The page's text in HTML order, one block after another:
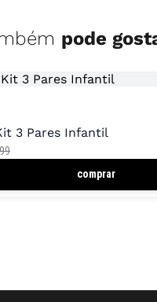
pode
3 Pares Infantil
comprar